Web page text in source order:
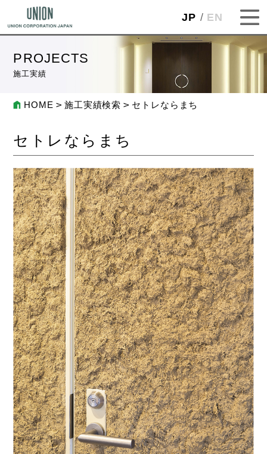
JP EN
PROJECTS
施工実績
HOME 施工実績検索 セトレならまち
セトレならまち